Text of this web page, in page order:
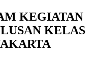
KEGIATAN
KELAS